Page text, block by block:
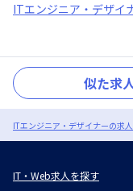
ITエンジニア・デザイ
似た求
ITエンジニア・デザイナーの求
IT・Web求人を探す